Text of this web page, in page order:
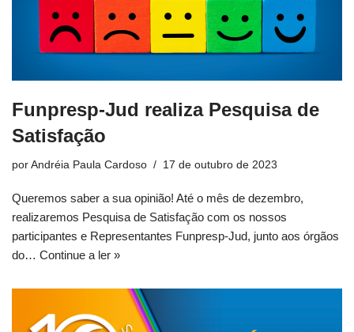
Funpresp-Jud realiza Pesquisa de
Satisfação
por Andréia Paula Cardoso 17 de outubro de 2023
Queremos saber a sua opinião! Até o mês de dezembro,
realizaremos Pesquisa de Satisfação com os nossos
participantes e Representantes Funpresp-Jud, junto aos órgãos
do… Continue a ler »